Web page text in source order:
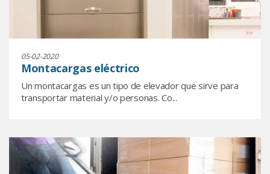
05-02-2020
Montacargas eléctrico
Un montacargas es un tipo de elevador que sirve para
transportar material y/o personas. Co...